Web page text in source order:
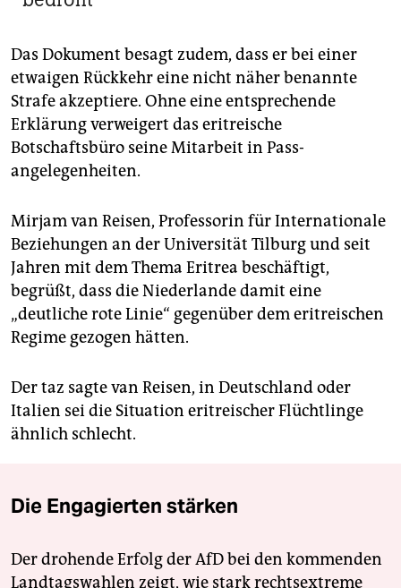
Das Dokument besagt zudem, dass er bei einer
etwaigen Rückkehr eine nicht näher benannte
Strafe akzeptiere. Ohne eine entsprechende
Erklärung verweigert das eritreische
Botschaftsbüro seine Mitarbeit in Pass­
angelegenheiten.
Mirjam van Reisen, Professorin für Internationale
Beziehungen an der Universität Tilburg und seit
Jahren mit dem Thema Eritrea beschäftigt,
begrüßt, dass die Niederlande damit eine
„deutliche rote Linie“ gegenüber dem eritreischen
Regime gezogen hätten.
Der taz sagte van Reisen, in Deutschland oder
Italien sei die Situation eritreischer Flüchtlinge
ähnlich schlecht.
Die Engagierten stärken
Der drohende Erfolg der AfD bei den kommenden
Landtagswahlen zeigt, wie stark rechtsextreme